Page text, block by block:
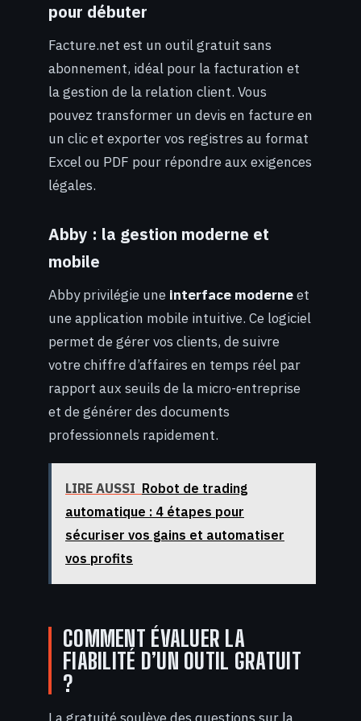
pour débuter
Facture.net est un outil gratuit sans
abonnement, idéal pour la facturation et
la gestion de la relation client. Vous
pouvez transformer un devis en facture en
un clic et exporter vos registres au format
Excel ou PDF pour répondre aux exigences
légales.
Abby : la gestion moderne et
mobile
Abby privilégie une interface moderneet
une application mobile intuitive. Ce logiciel
permet de gérer vos clients, de suivre
votre chiffre d’affaires en temps réel par
rapport aux seuils de la micro-entreprise
et de générer des documents
professionnels rapidement.
LIRE AUSSI Robot de trading
automatique : 4 étapes pour
sécuriser vos gains et automatiser
vos profits
COMMENT ÉVALUER LA
FIABILITÉ D’UN OUTIL GRATUIT
?